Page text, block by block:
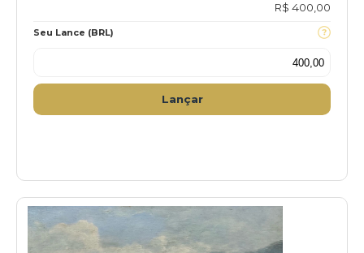
R$ 400,00
Seu Lance (BRL)
Lançar